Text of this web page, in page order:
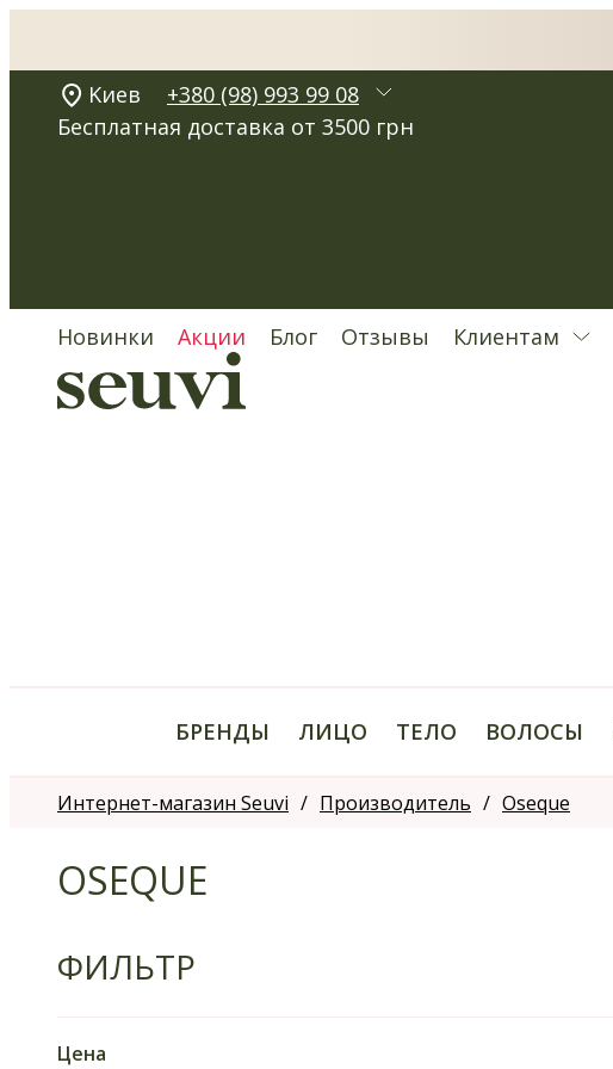
Kиев
+380 (98) 993 99 08
Бесплатная доставка от 3500 грн
Новинки Акции Блог Отзывы Клиентам
БРЕНДЫ ЛИЦО ТЕЛО ВОЛОСЫ
Интернет-магазин Seuvi Производитель Oseque
OSEQUE
ФИЛЬТР
Цена